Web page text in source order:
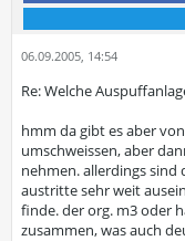
06.09.2005, 14:54
Re: Welche
hmm da gibt es aber
umschweissen, aber
nehmen. allerdings sind
austritte sehr weit
finde. der org. m3 oder
zusammen, was auch